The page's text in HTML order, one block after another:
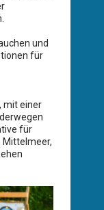
und
für
mit einer
für
Mittelmeer,